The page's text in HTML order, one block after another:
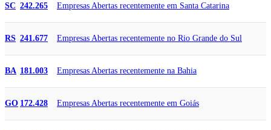
SC 242.265 Empresas Abertas recentemente em Santa Catarina
RS 241.677 Empresas Abertas recentemente no Rio Grande do Sul
BA 181.003 Empresas Abertas recentemente na Bahia
GO 172.428 Empresas Abertas recentemente em Goiás